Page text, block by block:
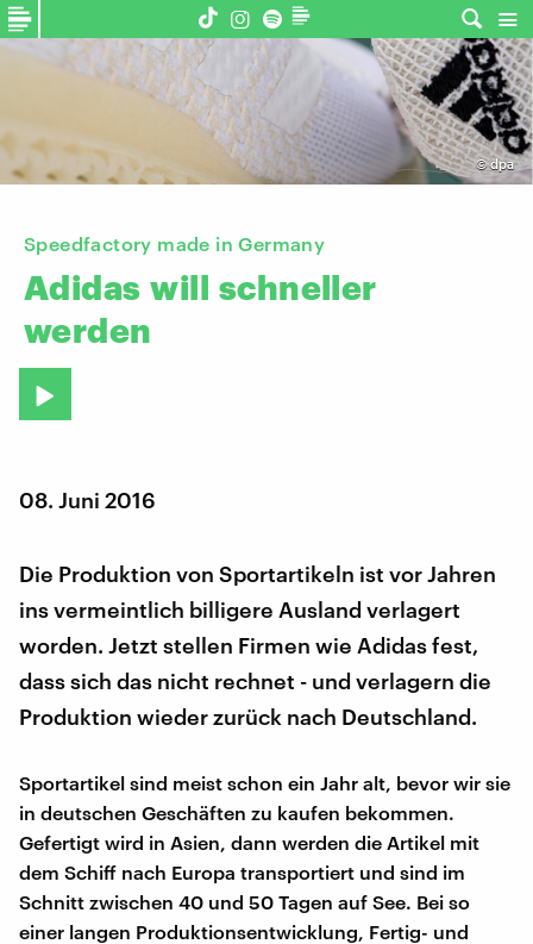
©dpa
Speedfactory made in Germany
Adidas will schneller
werden
08. Juni 2016
Die Produktion von Sportartikeln ist vor Jahren
ins vermeintlich billigere Ausland verlagert
worden. Jetzt stellen Firmen wie Adidas fest,
dass sich das nicht rechnet - und verlagern die
Produktion wieder zurück nach Deutschland.
Sportartikel sind meist schon ein Jahr alt, bevor wir sie
in deutschen Geschäften zu kaufen bekommen.
Gefertigt wird in Asien, dann werden die Artikel mit
dem Schiff nach Europa transportiert und sind im
Schnitt zwischen 40 und 50 Tagen auf See. Bei so
einer langen Produktionsentwicklung, Fertig- und